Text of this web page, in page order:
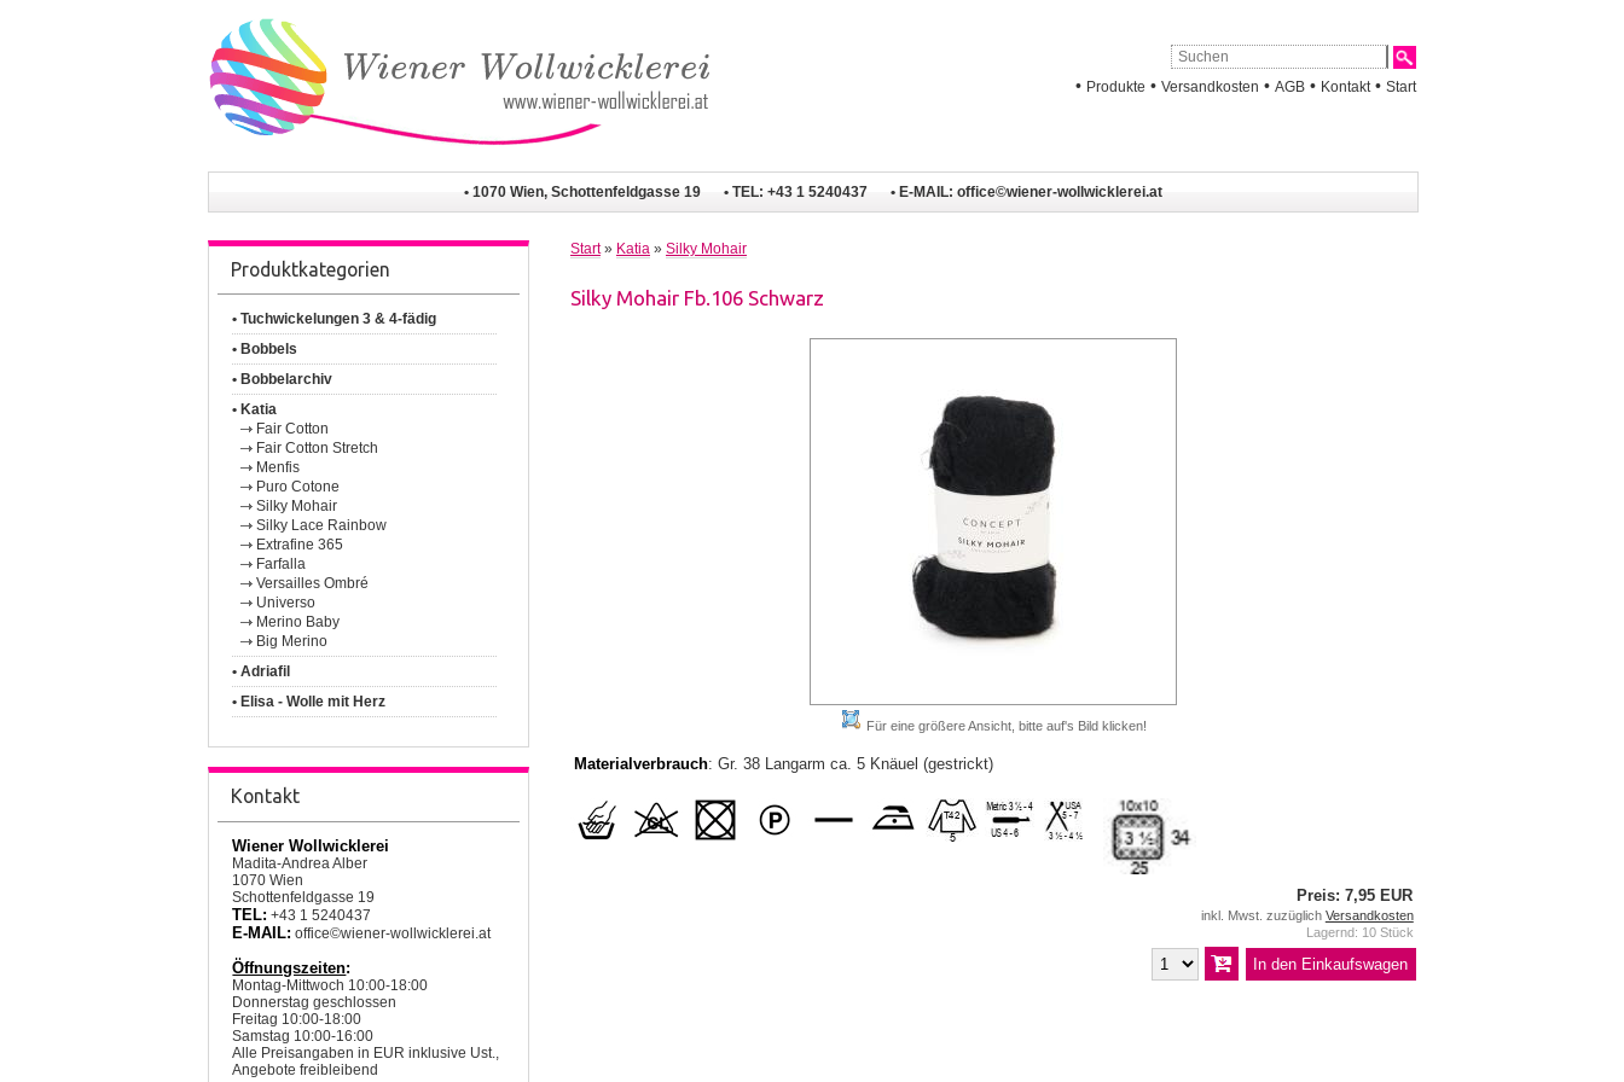
• Produkte • Versandkosten • AGB • Kontakt • Start
• 1070 Wien, Schottenfeldgasse 19 • TEL: +43 1 5240437 • E-MAIL:office©wiener-wollwicklerei.at
Produktkategorien
• Tuchwickelungen 3 & 4-fädig
• Bobbels
• Bobbelarchiv
• Katia
Fair Cotton
Fair Cotton Stretch
Menfis
Puro Cotone
Silky Mohair
Silky Lace Rainbow
Extrafine 365
Farfalla
Versailles Ombré
Universo
Merino Baby
Big Merino
• Adriafil
• Elisa - Wolle mit Herz
Kontakt
Wiener Wollwicklerei
Madita-Andrea Alber
1070 Wien
Schottenfeldgasse 19
TEL: +43 1 5240437
E-MAIL: office©wiener-wollwicklerei.at
Öffnungszeiten:
Montag-Mittwoch 10:00-18:00
Donnerstag geschlossen
Freitag 10:00-18:00
Samstag 10:00-16:00
Alle Preisangaben in EUR inklusive Ust.,
Angebote freibleibend
Start» Katia » Silky Mohair
Silky Mohair Fb.106 Schwarz
Für eine größere Ansicht, bitte auf's Bild klicken!
Materialverbrauch: Gr. 38 Langarm ca. 5 Knäuel (gestrickt)
Preis: 7,95 EUR
inkl. Mwst. zuzüglich Versandkosten
Lagernd: 10 Stück